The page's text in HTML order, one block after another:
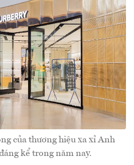
của thương hiệu xa xỉ Anh
kể trong năm nay.